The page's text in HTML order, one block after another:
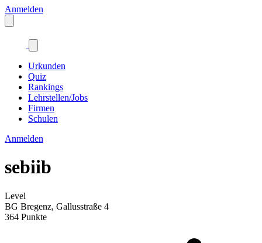
Anmelden
Urkunden
Quiz
Rankings
Lehrstellen/Jobs
Firmen
Schulen
Anmelden
sebiib
Level
BG Bregenz, Gallusstraße 4
364 Punkte